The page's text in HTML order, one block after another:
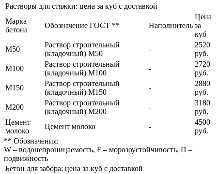
Растворы для стяжки: цена за куб с доставкой
Марка
бетона
Обозначение ГОСТ ** Наполнитель
Цена
за
куб
М50
Раствор строительный
(кладочный) М50
-
2520
руб.
М100
Раствор строительный
(кладочный) М100
-
2720
руб.
М150
Раствор строительный
(кладочный) М150
-
2880
руб.
М200
Раствор строительный
(кладочный) М200
-
3180
руб.
Цемент
молоко
Цемент молоко -
4500
руб.
** Обозначения:
W – водонепроницаемость, F – морозоустойчивость, П –
подвижность
Бетон для забора: цена за куб с доставкой